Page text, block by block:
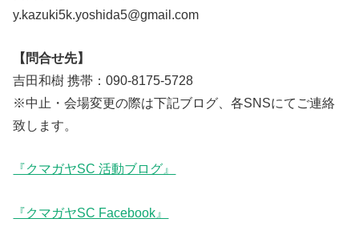
y.kazuki5k.yoshida5@gmail.com
【問合せ先】
吉田和樹 携帯：090-8175-5728
※中止・会場変更の際は下記ブログ、各SNSにてご連絡
致します。
『クマガヤSC 活動ブログ』
『クマガヤSC Facebook』